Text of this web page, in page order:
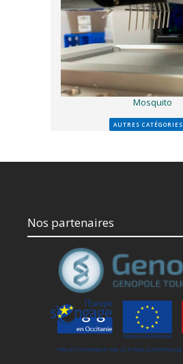
Mosquito
AUTRES CATÉGORIES
Nos partenaires